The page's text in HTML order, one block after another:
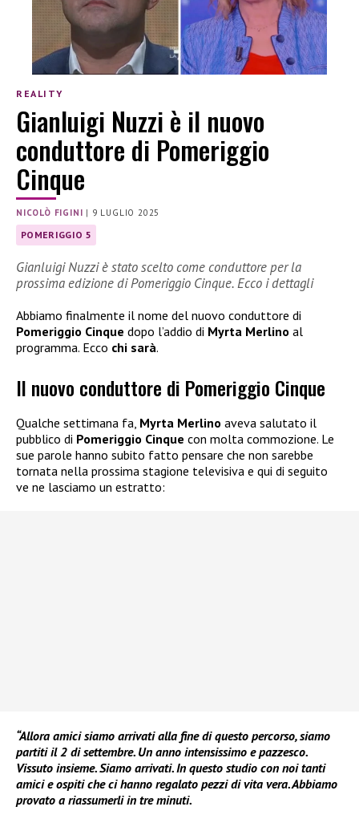
REALITY
Gianluigi Nuzzi è il nuovo
conduttore di Pomeriggio
Cinque
NICOLÒ FIGINI | 9 LUGLIO 2025
POMERIGGIO 5
Gianluigi Nuzzi è stato scelto come conduttore per la
prossima edizione di Pomeriggio Cinque. Ecco i dettagli
Abbiamo finalmente il nome del nuovo conduttore di
Pomeriggio Cinque dopo l’addio di Myrta Merlino al
programma. Ecco chi sarà.
Il nuovo conduttore di Pomeriggio Cinque
Qualche settimana fa, Myrta Merlino aveva salutato il
pubblico di Pomeriggio Cinque con molta commozione. Le
sue parole hanno subito fatto pensare che non sarebbe
tornata nella prossima stagione televisiva e qui di seguito
ve ne lasciamo un estratto:
“Allora amici siamo arrivati alla fine di questo percorso, siamo
partiti il 2 di settembre. Un anno intensissimo e pazzesco.
Vissuto insieme. Siamo arrivati. In questo studio con noi tanti
amici e ospiti che ci hanno regalato pezzi di vita vera. Abbiamo
provato a riassumerli in tre minuti.